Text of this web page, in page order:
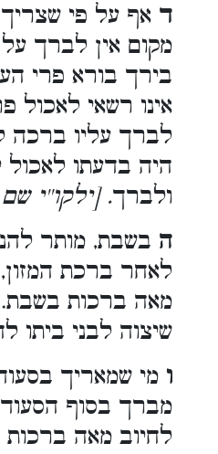
ד אף על פי
מקום אין לברך על
בירך בורא פרי
אינו רשאי לאכול
לברך עליו ברכה
היה בדעתו לאכול
ולברך. [ילקו''י
ה בשבת, מותר
לאחר ברכת
מאה ברכות בשבת.
שיצוה לבני ביתו
ו מי שמאריך
מברך בסוף
לחיוב מאה ברכות